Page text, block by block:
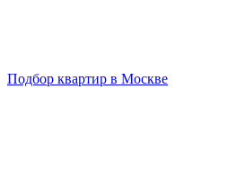
Подбор квартир в Москве